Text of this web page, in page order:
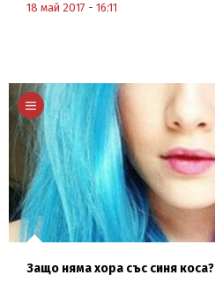
18 май 2017 - 16:11
Научи повече
Защо няма хора със синя коса?